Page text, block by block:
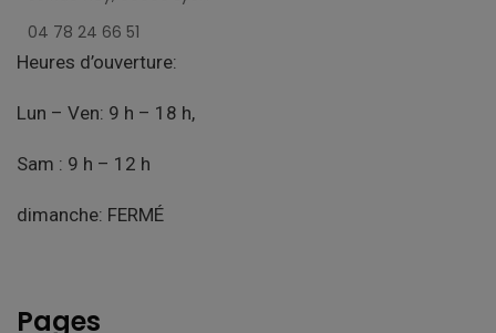
04 78 24 66 51
Heures d’ouverture:
Lun – Ven: 9 h – 18 h,
Sam : 9 h – 12 h
dimanche: FERMÉ
Pages